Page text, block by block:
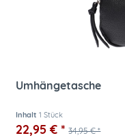
Umhängetasche
Inhalt1 Stück
22,95 € * 34,95 € *